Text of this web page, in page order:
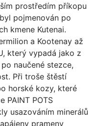
prostředím příkopu
pojmenován po
kmene Kutenai.
a Kootenay až
který vypadá jako z
naučené stezce,
Při troše štěstí
horské kozy, které
PAINT POTS
usazováním minerálů
prameny